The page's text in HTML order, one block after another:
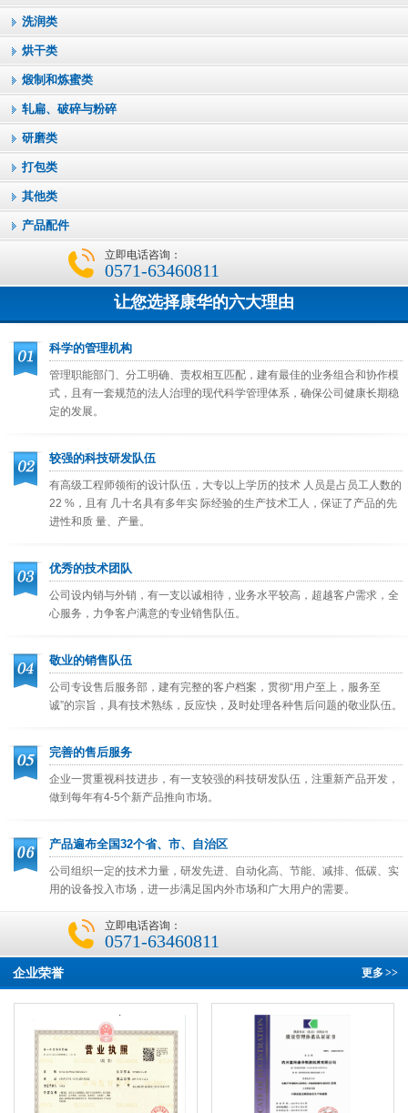
洗润类
烘干类
煅制和炼蜜类
轧扁、破碎与粉碎
研磨类
打包类
其他类
产品配件
立即电话咨询：
0571-63460811
让您选择康华的六大理由
科学的管理机构
管理职能部门、分工明确、责权相互匹配，建有最佳的业务组合和协作模
式，且有一套规范的法人治理的现代科学管理体系，确保公司健康长期稳
定的发展。
较强的科技研发队伍
有高级工程师领衔的设计队伍，大专以上学历的技术 人员是占员工人数的
22 %，且有 几十名具有多年实 际经验的生产技术工人，保证了产品的先
进性和质 量、产量。
优秀的技术团队
公司设内销与外销，有一支以诚相待，业务水平较高，超越客户需求，全
心服务，力争客户满意的专业销售队伍。
敬业的销售队伍
公司专设售后服务部，建有完整的客户档案，贯彻“用户至上，服务至
诚”的宗旨，具有技术熟练，反应快，及时处理各种售后问题的敬业队伍。
完善的售后服务
企业一贯重视科技进步，有一支较强的科技研发队伍，注重新产品开发，
做到每年有4-5个新产品推向市场。
产品遍布全国32个省、市、自治区
公司组织一定的技术力量，研发先进、自动化高、节能、减排、低碳、实
用的设备投入市场，进一步满足国内外市场和广大用户的需要。
立即电话咨询：
0571-63460811
更多>>
企业荣誉